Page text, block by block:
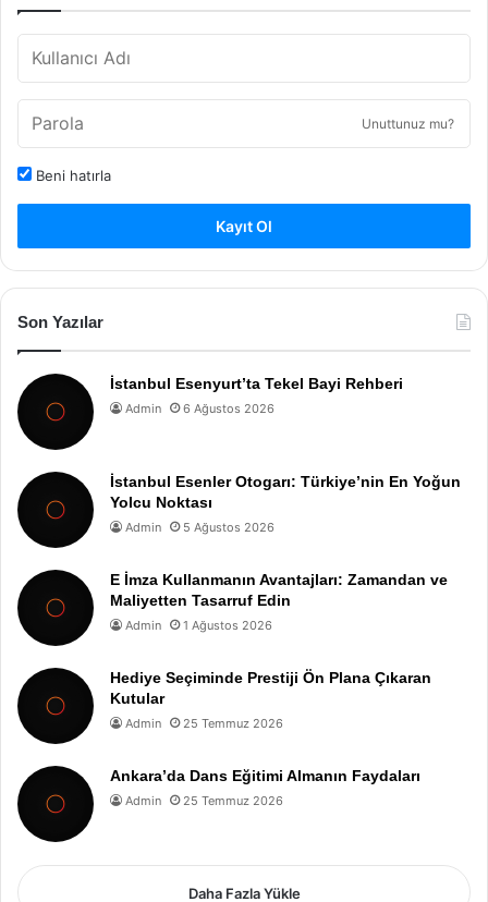
Unuttunuz mu?
Beni hatırla
Kayıt Ol
Son Yazılar
İstanbul Esenyurt’ta Tekel Bayi Rehberi
Admin 6 Ağustos 2026
İstanbul Esenler Otogarı: Türkiye’nin En Yoğun
Yolcu Noktası
Admin 5 Ağustos 2026
E İmza Kullanmanın Avantajları: Zamandan ve
Maliyetten Tasarruf Edin
Admin 1 Ağustos 2026
Hediye Seçiminde Prestiji Ön Plana Çıkaran
Kutular
Admin 25 Temmuz 2026
Ankara’da Dans Eğitimi Almanın Faydaları
Admin 25 Temmuz 2026
Daha Fazla Yükle